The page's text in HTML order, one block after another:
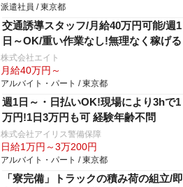
派遣社員 / 東京都
交通誘導スタッフ/月給40万円可能/週1
日～OK/重い作業なし!無理なく稼げる
株式会社エイト
月給40万円～
アルバイト・パート / 東京都
週1日～・日払いOK!現場により3hで1
万円!1日3万円も可 経験年齢不問
株式会社アイリス警備保障
日給1万円～3万200円
アルバイト・パート / 東京都
「寮完備」トラックの積み荷の組立/即